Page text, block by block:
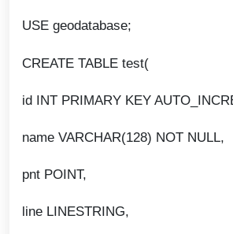
USE geodatabase;
CREATE TABLE test(
id INT PRIMARY KEY
name VARCHAR(128) NOT NULL,
pnt POINT,
line LINESTRING,